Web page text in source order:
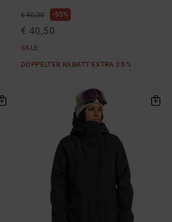
€ 90,00 55%
€ 40,50
SALE
DOPPELTER RABATT EXTRA 25 %